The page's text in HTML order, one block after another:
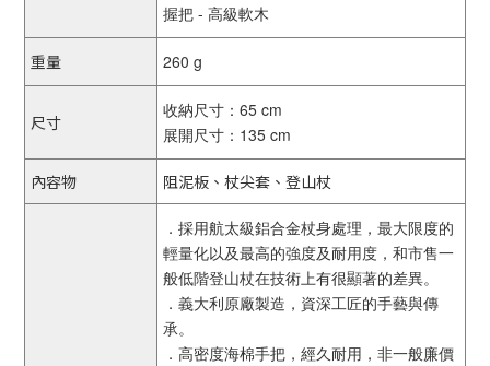
握把 - 高級軟木
重量 260 g
尺寸
收納尺寸：65 cm
展開尺寸：135 cm
內容物 阻泥板、杖尖套、登山杖
．採用航太級鋁合金杖身處理，最大限度的
輕量化以及最高的強度及耐用度，和市售一
般低階登山杖在技術上有很顯著的差異。
．義大利原廠製造，資深工匠的手藝與傳
承。
．高密度海棉手把，經久耐用，非一般廉價